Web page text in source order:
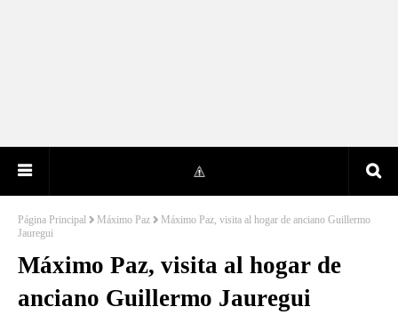
Página Principal Máximo Paz
Máximo Paz, visita al hogar de anciano Guillermo
Jauregui
Máximo Paz, visita al hogar de
anciano Guillermo Jauregui